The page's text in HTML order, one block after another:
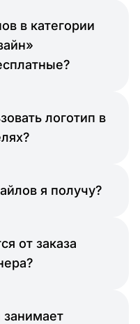
в категории
логотип в
я получу?
от заказа